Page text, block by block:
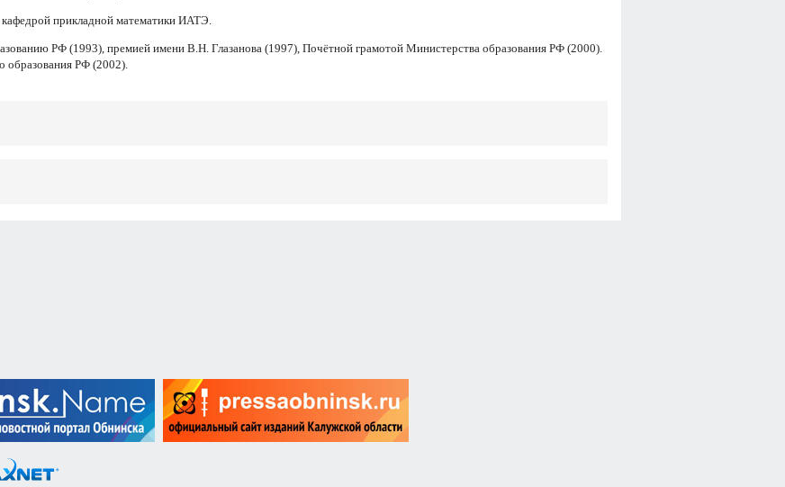
прикладной математики ИАТЭ.
РФ (1993), премией имени В.Н. Глазанова (1997), Почётной грамотой Министерства образования РФ (2000).
образования РФ (2002).